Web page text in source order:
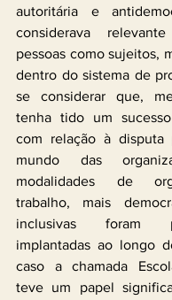
autoritária e
considerava
pessoas como sujeitos,
dentro do sistema de
se considerar que,
tenha tido um
com relação à disputa
mundo das
modalidades de
trabalho, mais
inclusivas foram
implantadas ao longo
caso a chamada
teve um papel